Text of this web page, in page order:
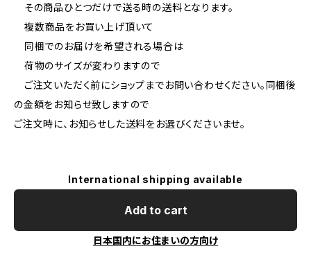
その商品ひとつだけで送る時の送料となります。
複数商品をお買い上げ頂いて
同梱でのお届けを希望される場合は
荷物のサイズが変わりますので
ご注文いただく前にショップまでお問い合わせください。同梱後
の金額をお知らせ致しますので
ご注文時に、お知らせした送料をお選びくださいませ。
International shipping available
Add to cart
日本国内にお住まいの方向け